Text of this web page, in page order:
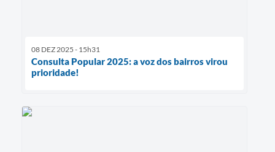
08 DEZ 2025 - 15h31
Consulta Popular 2025: a voz dos bairros virou
prioridade!